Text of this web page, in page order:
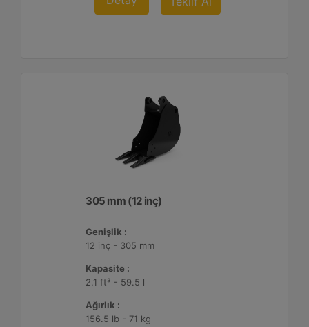
305 mm (12 inç)
Genişlik :
12 inç - 305 mm
Kapasite :
2.1 ft³ - 59.5 l
Ağırlık :
156.5 lb - 71 kg